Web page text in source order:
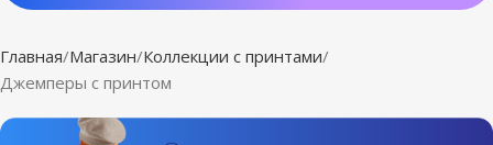
Главная Магазин Коллекции с принтами
Джемперы с принтом